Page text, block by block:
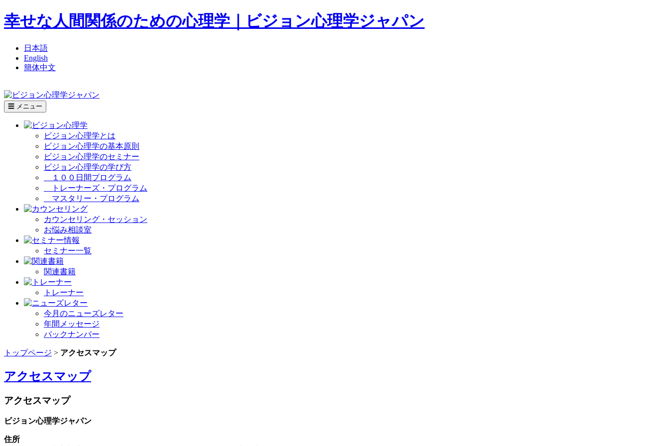
幸せな人間関係のための心理学｜ビジョン心理学ジャパン
日本語
English
簡体中文
☰ メニュー
ビジョン心理学とは
ビジョン心理学の基本原則
ビジョン心理学のセミナー
ビジョン心理学の学び方
１００日間プログラム
トレーナーズ・プログラム
マスタリー・プログラム
カウンセリング・セッション
お悩み相談室
セミナー一覧
関連書籍
トレーナー
今月のニューズレター
年間メッセージ
バックナンバー
トップページ > アクセスマップ
アクセスマップ
アクセスマップ
ビジョン心理学ジャパン
住所